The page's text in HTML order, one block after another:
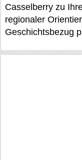
Casselberry zu
regionaler
Geschichtsbezug